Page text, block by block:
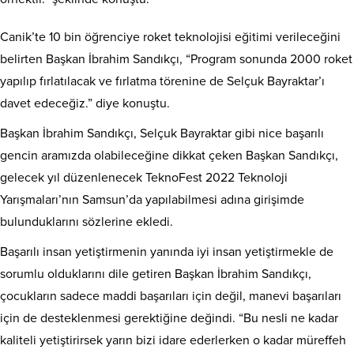
Canik’te 10 bin öğrenciye roket teknolojisi eğitimi verileceğini
belirten Başkan İbrahim Sandıkçı, “Program sonunda 2000 roket
yapılıp fırlatılacak ve fırlatma törenine de Selçuk Bayraktar’ı
davet edeceğiz.” diye konuştu.
Başkan İbrahim Sandıkçı, Selçuk Bayraktar gibi nice başarılı
gencin aramızda olabileceğine dikkat çeken Başkan Sandıkçı,
gelecek yıl düzenlenecek TeknoFest 2022 Teknoloji
Yarışmaları’nın Samsun’da yapılabilmesi adına girişimde
bulunduklarını sözlerine ekledi.
Başarılı insan yetiştirmenin yanında iyi insan yetiştirmekle de
sorumlu olduklarını dile getiren Başkan İbrahim Sandıkçı,
çocukların sadece maddi başarıları için değil, manevi başarıları
için de desteklenmesi gerektiğine değindi. “Bu nesli ne kadar
kaliteli yetiştirirsek yarın bizi idare ederlerken o kadar müreffeh